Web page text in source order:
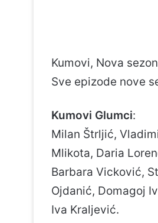
Kumovi, Nova
Sve epizode nove
Kumovi Glumci:
Milan Štrljić,
Mlikota, Daria
Barbara Vicković,
Ojdanić, Domagoj
Iva Kraljević.